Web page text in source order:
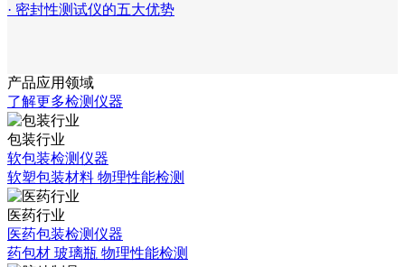
· 密封性测试仪的五大优势
产品应用领域
了解更多检测仪器
包装行业
软包装检测仪器
软塑包装材料 物理性能检测
医药行业
医药包装检测仪器
药包材 玻璃瓶 物理性能检测